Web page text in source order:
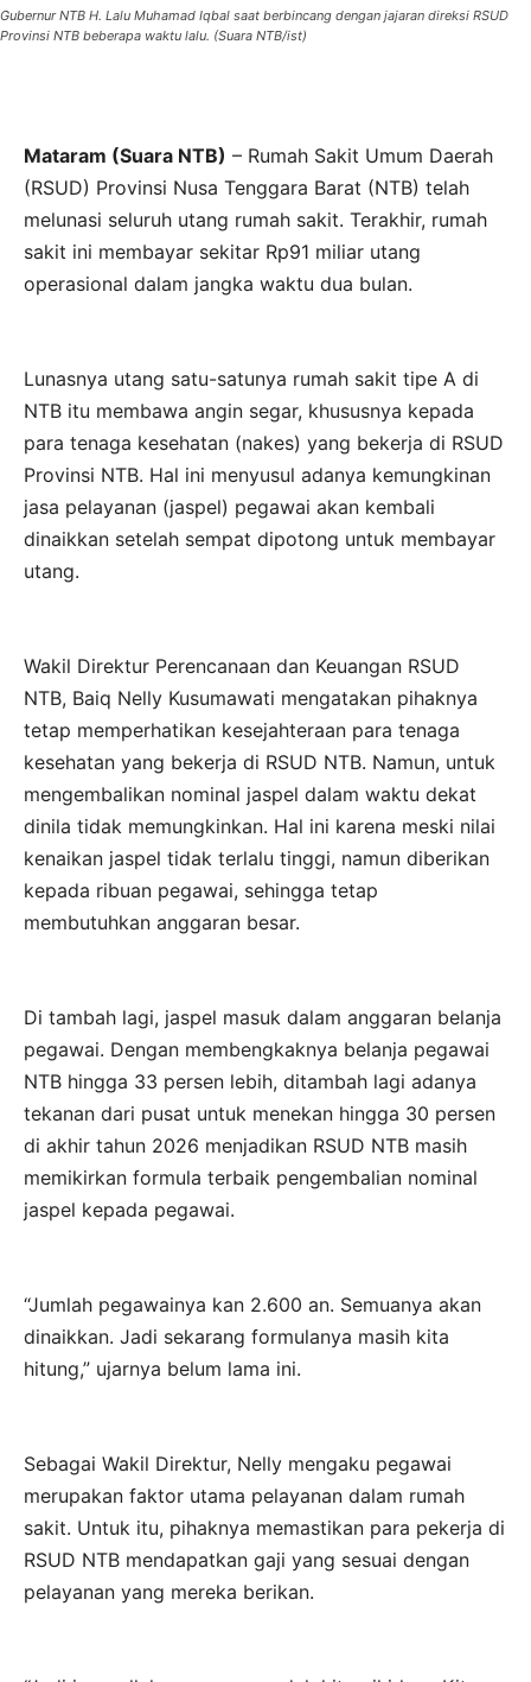
Gubernur NTB H. Lalu Muhamad Iqbal saat berbincang dengan jajaran direksi RSUD
Provinsi NTB beberapa waktu lalu. (Suara NTB/ist)
Mataram (Suara NTB) – Rumah Sakit Umum Daerah
(RSUD) Provinsi Nusa Tenggara Barat (NTB) telah
melunasi seluruh utang rumah sakit. Terakhir, rumah
sakit ini membayar sekitar Rp91 miliar utang
operasional dalam jangka waktu dua bulan.
Lunasnya utang satu-satunya rumah sakit tipe A di
NTB itu membawa angin segar, khususnya kepada
para tenaga kesehatan (nakes) yang bekerja di RSUD
Provinsi NTB. Hal ini menyusul adanya kemungkinan
jasa pelayanan (jaspel) pegawai akan kembali
dinaikkan setelah sempat dipotong untuk membayar
utang.
Wakil Direktur Perencanaan dan Keuangan RSUD
NTB, Baiq Nelly Kusumawati mengatakan pihaknya
tetap memperhatikan kesejahteraan para tenaga
kesehatan yang bekerja di RSUD NTB. Namun, untuk
mengembalikan nominal jaspel dalam waktu dekat
dinila tidak memungkinkan. Hal ini karena meski nilai
kenaikan jaspel tidak terlalu tinggi, namun diberikan
kepada ribuan pegawai, sehingga tetap
membutuhkan anggaran besar.
Di tambah lagi, jaspel masuk dalam anggaran belanja
pegawai. Dengan membengkaknya belanja pegawai
NTB hingga 33 persen lebih, ditambah lagi adanya
tekanan dari pusat untuk menekan hingga 30 persen
di akhir tahun 2026 menjadikan RSUD NTB masih
memikirkan formula terbaik pengembalian nominal
jaspel kepada pegawai.
“Jumlah pegawainya kan 2.600 an. Semuanya akan
dinaikkan. Jadi sekarang formulanya masih kita
hitung,” ujarnya belum lama ini.
Sebagai Wakil Direktur, Nelly mengaku pegawai
merupakan faktor utama pelayanan dalam rumah
sakit. Untuk itu, pihaknya memastikan para pekerja di
RSUD NTB mendapatkan gaji yang sesuai dengan
pelayanan yang mereka berikan.